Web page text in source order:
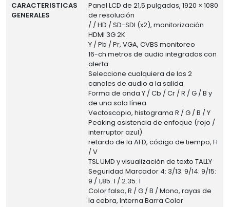
CARACTERISTICAS
GENERALES
Panel LCD de 21,5 pulgadas, 1920 × 1080
de resolución
/ / HD / SD-SDI (x2), monitorización
HDMI 3G 2K
Y / Pb / Pr, VGA, CVBS monitoreo
16-ch metros de audio integrados con
alerta
Seleccione cualquiera de los 2
canales de audio a la salida
Forma de onda Y / Cb / Cr / R / G / B y
de una sola línea
Vectoscopio, histograma R / G / B / Y
Peaking asistencia de enfoque (rojo /
interruptor azul)
retardo de la AFD, código de tiempo, H
/ V
TSL UMD y visualización de texto TALLY
Seguridad Marcador 4: 3/13: 9/14: 9/15:
9 / 1,85: 1 / 2.35: 1
Color falso, R / G / B / Mono, rayas de
la cebra, Interna Barra Color